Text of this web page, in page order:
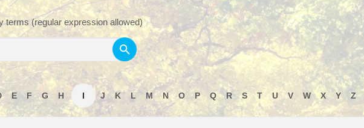
terms (regular expression allowed)
E F G H I J K L M N O P Q R S T U V W X Y Z